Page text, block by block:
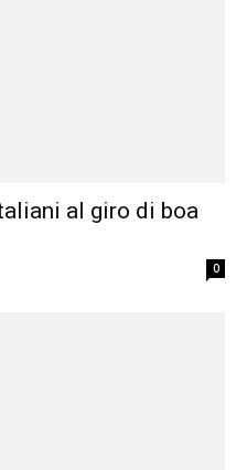
al giro di boa
0